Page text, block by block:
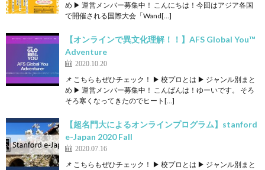
め ▶ 運営メンバー募集中！ こんにちは！今回はアジア各国
で開催される国際大会「Wand[…]
【オンラインで異文化理解！！】AFS Global You™
Adventure
2020.10.20
📌 こちらもぜひチェック！ ▶ 校プロとは ▶ ジャンル別まと
め ▶ 運営メンバー募集中！ こんばんは！ゆーいです。 そろ
そろ寒くなってきたのでヒート[…]
【超名門大によるオンラインプログラム】stanford
e-Japan 2020 Fall
2020.07.16
📌 こちらもぜひチェック！ ▶ 校プロとは ▶ ジャンル別まと